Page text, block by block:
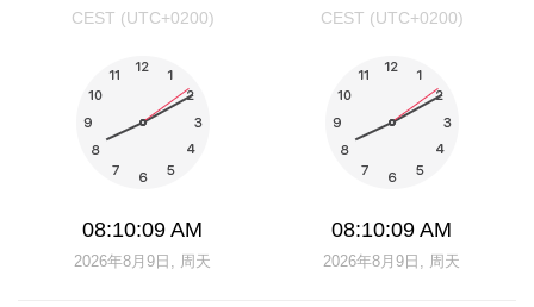
CEST (UTC+0200)
08:10:09 AM
2026年8月9日, 周天
CEST (UTC+0200)
08:10:09 AM
2026年8月9日, 周天